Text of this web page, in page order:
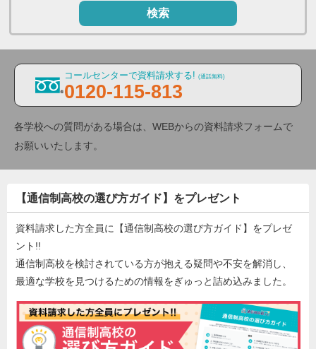
検索
コールセンターで資料請求する! (通話無料)
0120-115-813
各学校への質問がある場合は、WEBからの資料請求フォームで
お願いいたします。
【通信制高校の選び方ガイド】をプレゼント
資料請求した方全員に【通信制高校の選び方ガイド】をプレゼ
ント!!
通信制高校を検討されている方が抱える疑問や不安を解消し、
最適な学校を見つけるための情報をぎゅっと詰め込みました。